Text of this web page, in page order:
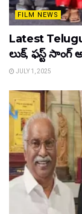
FILM NEWS
Latest
లుక్, ఫస్ట్ సాంగ్
JULY 1, 2025